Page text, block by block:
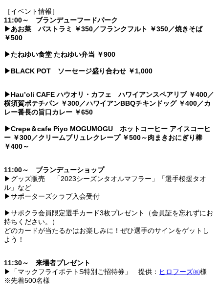
［イベント情報］
11:00～ ブランデューフードパーク
▶あお菜 パストラミ ￥350／フランクフルト ￥350／焼きそば
￥500
▶たねゆい食堂 たねゆい弁当 ￥900
▶BLACK POT ソーセージ盛り合わせ ￥1,000
▶Hau’oli CAFE ハウオリ・カフェ ハワイアンスペアリブ ￥400／
横須賀ポテチパン ￥300／ハワイアンBBQチキンドッグ ￥400／カ
レー番長の旨口カレー ￥650
▶Crepe＆cafe Piyo MOGUMOGU ホットコーヒー アイスコーヒ
ー ￥300／クリームブリュレクレープ ￥500～肉まきおにぎり棒
￥400～
11:00～ ブランデューショップ
▶グッズ販売 「2023シーズンタオルマフラー」「選手桜援タオ
ル」など
▶サポーターズクラブ入会受付
▶サポクラ会員限定選手カード3枚プレゼント（会員証を忘れずにお
持ちください。）
どのカードが当たるかはお楽しみに！ぜひ選手のサインをゲットし
よう！
11:30～ 来場者プレゼント
▶「マックフライポテトS特別ご招待券」 提供： ヒロフーズ㈱様
※先着500名様